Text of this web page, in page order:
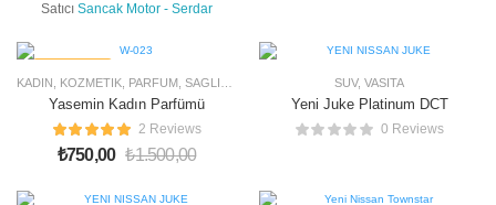
Satıcı Sancak Motor - Serdar
KADIN KOZMETIK PARFÜM SAĞLIK & GÜZELLIK
Yasemin Kadın Parfümü
2 Reviews
₺750,00 ₺1.500,00
SUV, VASITA
Yeni Juke Platinum DCT
0 Reviews